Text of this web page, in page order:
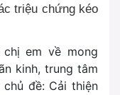
triệu chứng kéo
em về mong
kinh, trung tâm
đề: Cải thiện